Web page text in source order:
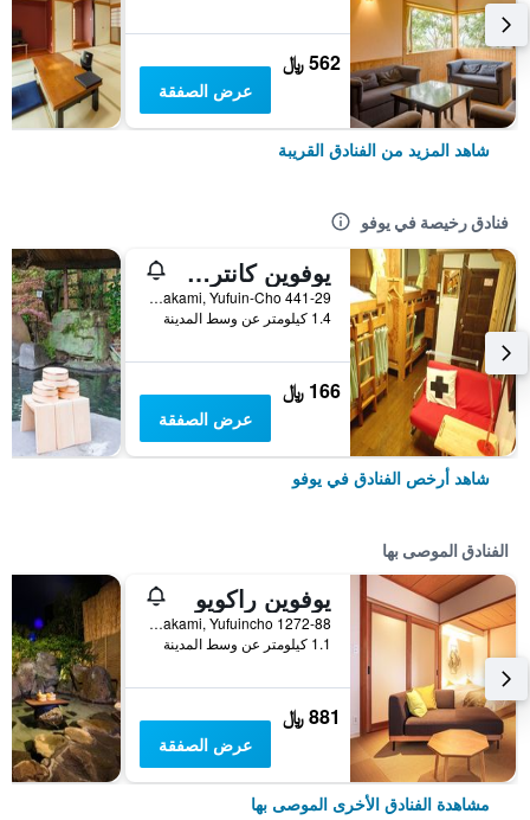
562 ﷼
عرض الصفقة
شاهد المزيد من الفنادق القريبة
فنادق رخيصة في يوفو
يوفوين كانتري رود يوث هوستل
441-29 Kawakami, Yufuin-Cho, يوفو, اليابان
1.4 كيلومتر عن وسط المدينة
166 ﷼
عرض الصفقة
شاهد أرخص الفنادق في يوفو
الفنادق الموصى بها
يوفوين راكويو
1272-88 Kawakami, Yufuincho, يوفو, اليابان
1.1 كيلومتر عن وسط المدينة
881 ﷼
عرض الصفقة
مشاهدة الفنادق الأخرى الموصى بها